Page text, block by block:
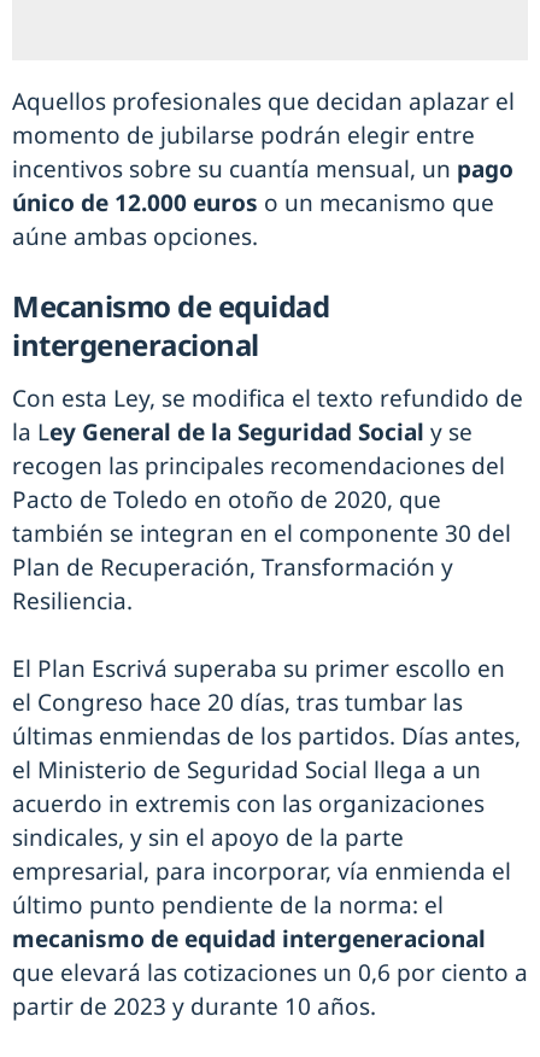
Aquellos profesionales que decidan aplazar el
momento de jubilarse podrán elegir entre
incentivos sobre su cuantía mensual, un pago
único de 12.000 euros o un mecanismo que
aúne ambas opciones.
Mecanismo de equidad
intergeneracional
Con esta Ley, se modifica el texto refundido de
la Ley General de la Seguridad Social y se
recogen las principales recomendaciones del
Pacto de Toledo en otoño de 2020, que
también se integran en el componente 30 del
Plan de Recuperación, Transformación y
Resiliencia.
El Plan Escrivá superaba su primer escollo en
el Congreso hace 20 días, tras tumbar las
últimas enmiendas de los partidos. Días antes,
el Ministerio de Seguridad Social llega a un
acuerdo in extremis con las organizaciones
sindicales, y sin el apoyo de la parte
empresarial, para incorporar, vía enmienda el
último punto pendiente de la norma: el
mecanismo de equidad intergeneracional
que elevará las cotizaciones un 0,6 por ciento a
partir de 2023 y durante 10 años.